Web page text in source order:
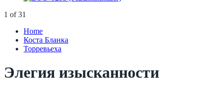
1 of 31
Home
Коста Бланка
Торревьеха
Элегия изысканности